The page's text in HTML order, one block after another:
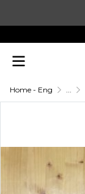
Home - Eng ...